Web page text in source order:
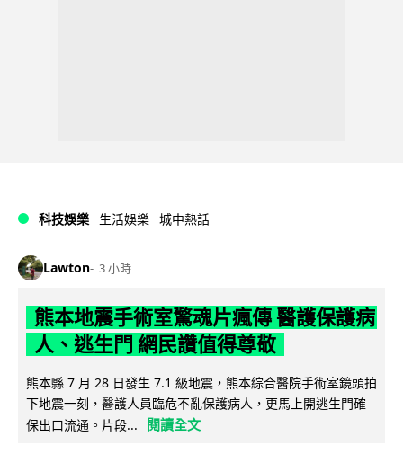
科技娛樂 生活娛樂 城中熱話
Lawton 3 小時
熊本地震手術室驚魂片瘋傳 醫護保護病
人、逃生門 網民讚值得尊敬
熊本縣 7 月 28 日發生 7.1 級地震，熊本綜合醫院手術室鏡頭拍
下地震一刻，醫護人員臨危不亂保護病人，更馬上開逃生門確
保出口流通。片段...
閱讀全文